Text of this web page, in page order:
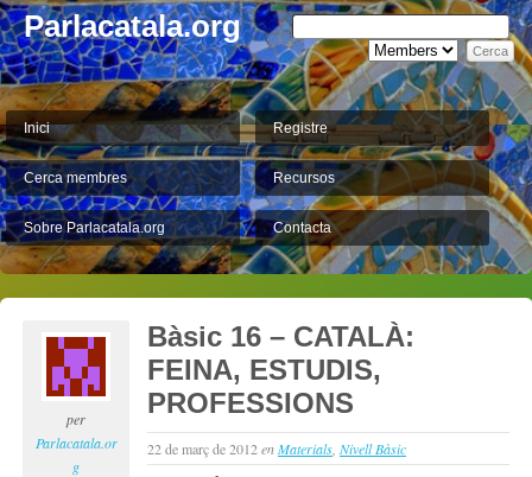
Parlacatala.org
Inici Registre
Cerca membres Recursos
Sobre Parlacatala.org Contacta
per
Parlacatala.or
g
Bàsic 16 – CATALÀ:
FEINA, ESTUDIS,
PROFESSIONS
22 de març de 2012enMaterials Nivell Bàsic